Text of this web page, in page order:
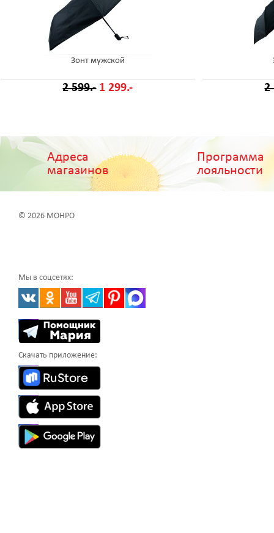
Зонт мужской
2 599.- 1 299.- 2
Адреса
магазинов
Программа
лояльности
© 2026 МОНРО
Мы в соцсетях:
Скачать приложение: